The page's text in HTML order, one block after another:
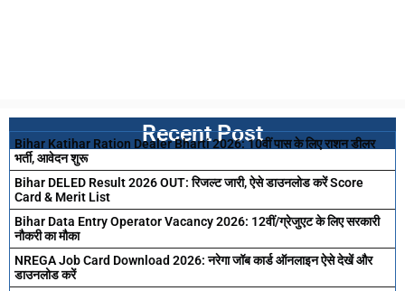
Recent Post
Bihar Katihar Ration Dealer Bharti 2026: 10वीं पास के लिए राशन डीलर
भर्ती, आवेदन शुरू
Bihar DELED Result 2026 OUT: रिजल्ट जारी, ऐसे डाउनलोड करें Score
Card & Merit List
Bihar Data Entry Operator Vacancy 2026: 12वीं/ग्रेजुएट के लिए सरकारी
नौकरी का मौका
NREGA Job Card Download 2026: नरेगा जॉब कार्ड ऑनलाइन ऐसे देखें और
डाउनलोड करें